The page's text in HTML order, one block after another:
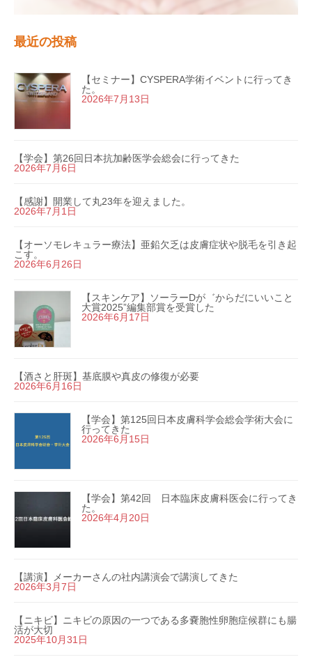
最近の投稿
【セミナー】CYSPERA学術イベントに行ってき
た。
2026年7月13日
【学会】第26回日本抗加齢医学会総会に行ってきた
2026年7月6日
【感謝】開業して丸23年を迎えました。
2026年7月1日
【オーソモレキュラー療法】亜鉛欠乏は皮膚症状や脱毛を引き起
こす。
2026年6月26日
【スキンケア】ソーラーDが゛からだにいいこと
大賞2025”編集部賞を受賞した
2026年6月17日
【酒さと肝斑】基底膜や真皮の修復が必要
2026年6月16日
【学会】第125回日本皮膚科学会総会学術大会に
行ってきた
2026年6月15日
【学会】第42回 日本臨床皮膚科医会に行ってき
た。
2026年4月20日
【講演】メーカーさんの社内講演会で講演してきた
2026年3月7日
【ニキビ】ニキビの原因の一つである多嚢胞性卵胞症候群にも腸
活が大切
2025年10月31日